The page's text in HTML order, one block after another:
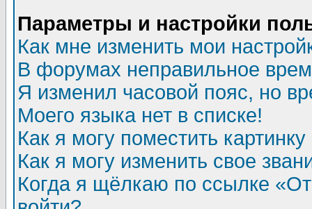
Параметры и настройки
Как мне изменить мои
В форумах неправильное
Я изменил часовой пояс, но
Моего языка нет в списке!
Как я могу поместить
Как я могу изменить свое
Когда я щёлкаю по ссылке